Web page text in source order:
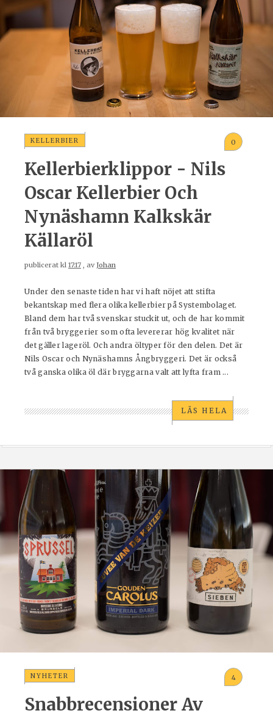
KELLERBIER 0
Kellerbierklippor - Nils
Oscar Kellerbier Och
Nynäshamn Kalkskär
Källaröl
publicerat kl 17:17 , avJohan
Under den senaste tiden har vi haft nöjet att stifta
bekantskap med flera olika kellerbier på Systembolaget.
Bland dem har två svenskar stuckit ut, och de har kommit
från två bryggerier som ofta levererar hög kvalitet när
det gäller lageröl. Och andra öltyper för den delen. Det är
Nils Oscar och Nynäshamns Ångbryggeri. Det är också
två ganska olika öl där bryggarna valt att lyfta fram ...
LÄS HELA
NYHETER 4
Snabbrecensioner Av